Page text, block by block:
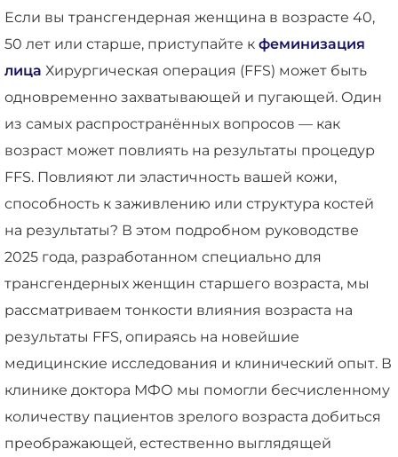
Если вы трансгендерная женщина в возрасте 40,
50 лет или старше, приступайте к феминизация
лица Хирургическая операция (FFS) может быть
одновременно захватывающей и пугающей. Один
из самых распространённых вопросов — как
возраст может повлиять на результаты процедур
FFS. Повлияют ли эластичность вашей кожи,
способность к заживлению или структура костей
на результаты? В этом подробном руководстве
2025 года, разработанном специально для
трансгендерных женщин старшего возраста, мы
рассматриваем тонкости влияния возраста на
результаты FFS, опираясь на новейшие
медицинские исследования и клинический опыт. В
клинике доктора МФО мы помогли бесчисленному
количеству пациентов зрелого возраста добиться
преображающей, естественно выглядящей